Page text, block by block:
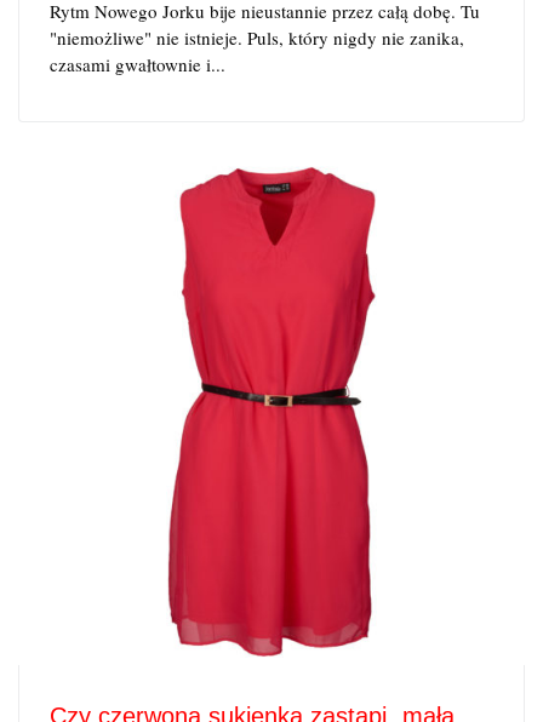
Rytm Nowego Jorku bije nieustannie przez całą dobę. Tu
"niemożliwe" nie istnieje. Puls, który nigdy nie zanika,
czasami gwałtownie i...
Czy czerwona sukienka zastąpi „małą